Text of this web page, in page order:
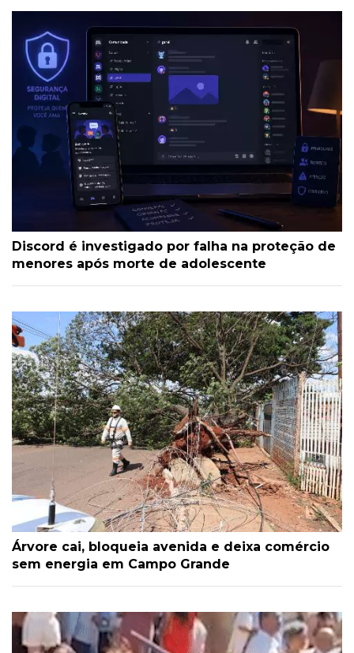
Discord é investigado por falha na proteção de
menores após morte de adolescente
Árvore cai, bloqueia avenida e deixa comércio
sem energia em Campo Grande